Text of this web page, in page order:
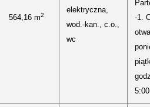
564,16 m2
elektryczna,
wod.-kan., c.o.,
wc
-1.